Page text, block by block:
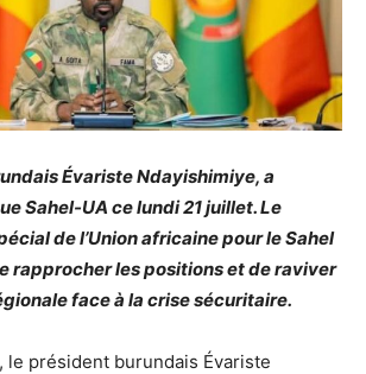
Évariste Ndayishimiye, a
Sahel-UA ce lundi 21 juillet. Le
de l’Union africaine pour le Sahel
rapprocher les positions et de raviver
face à la crise sécuritaire.
le président burundais Évariste